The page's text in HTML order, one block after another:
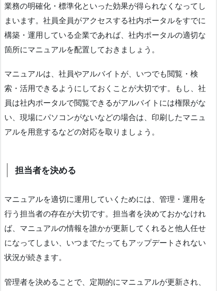
業務の明確化・標準化といった効果が得られなくなってし
まいます。社員全員がアクセスする社内ポータルをすでに
構築・運用している企業であれば、社内ポータルの適切な
箇所にマニュアルを配置しておきましょう。
マニュアルは、社員やアルバイトが、いつでも閲覧・検
索・活用できるようにしておくことが大切です。もし、社
員は社内ポータルで閲覧できるがアルバイトには権限がな
い、現場にパソコンがないなどの場合は、印刷したマニュ
アルを用意するなどの対応を取りましょう。
担当者を決める
マニュアルを適切に運用していくためには、管理・運用を
行う担当者の存在が大切です。担当者を決めておかなけれ
ば、マニュアルの情報を誰かが更新してくれると他人任せ
になってしまい、いつまでたってもアップデートされない
状況が続きます。
管理者を決めることで、定期的にマニュアルが更新され、